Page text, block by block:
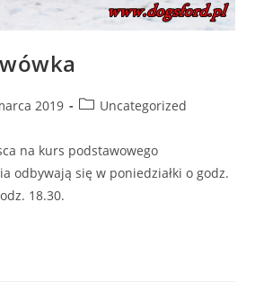
2019
PostUncategorized
na kurs podstawowego
odbywają się w poniedziałki o godz.
18.30.